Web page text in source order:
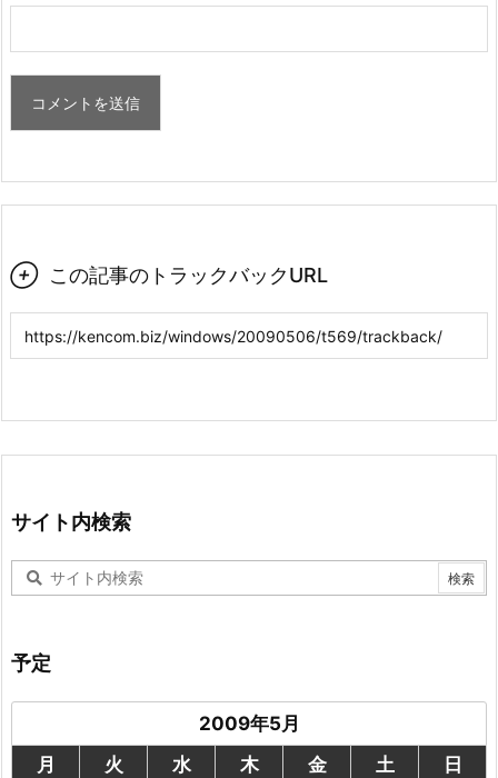
 この記事のトラックバックURL
サイト内検索
予定
2009年5月
月
火 水 木 金 土
日